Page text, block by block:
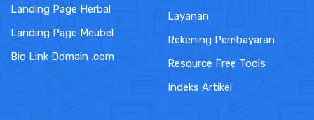
Landing Page Herbal
Landing Page Meubel
Bio Link Domain .com
Layanan
Rekening Pembayaran
Resource Free Tools
Indeks Artikel